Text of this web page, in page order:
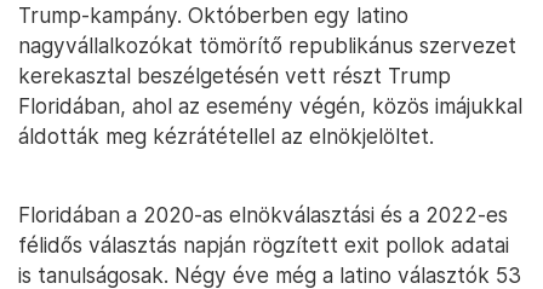
Trump-kampány. Októberben egy latino
nagyvállalkozókat tömörítő republikánus szervezet
kerekasztal beszélgetésén vett részt Trump
Floridában, ahol az esemény végén, közös imájukkal
áldották meg kézrátétellel az elnökjelöltet.
Floridában a 2020-as elnökválasztási és a 2022-es
félidős választás napján rögzített exit pollok adatai
is tanulságosak. Négy éve még a latino választók 53